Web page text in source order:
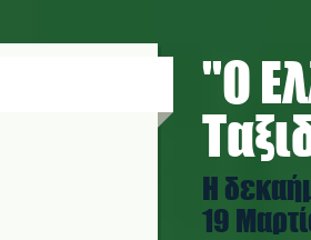
''Ο
Η
19